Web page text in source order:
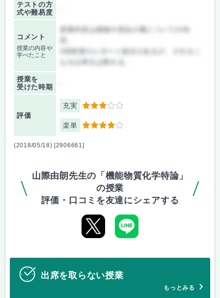
テストの方
式や難易度
コメント
授業の内容や
学べたこと
授業内容は植物や昆虫の毒についての内
4回程度のレポート提出があるが、それをこ
授業を
受けた時期
評価
充実 3
楽単 4
(2018/05/18) [2906661]
山際由朗先生の「機能物質化学特論」
の授業
評価・口コミを友達にシェアする
出席を取らない授業
もっとみる